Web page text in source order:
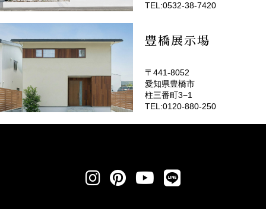
TEL:0532-38-7420
豊橋展示場
〒441-8052
愛知県豊橋市
柱三番町3−1
TEL:0120-880-250